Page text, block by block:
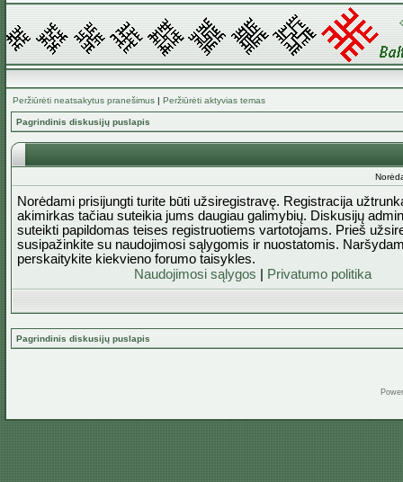
Peržiūrėti neatsakytus pranešimus | Peržiūrėti aktyvias temas
Pagrindinis diskusijų puslapis
Norėdami prisijungti turite būti užsiregistravę. Registracija
akimirkas tačiau suteikia jums daugiau galimybių. Diskusijų
suteikti papildomas teises registruotiems vartotojams. Prieš
susipažinkite su naudojimosi sąlygomis ir nuostatomis.
perskaitykite kiekvieno forumo taisykles.
Naudojimosi sąlygos
Privatumo politika
Pagrindinis diskusijų puslapis